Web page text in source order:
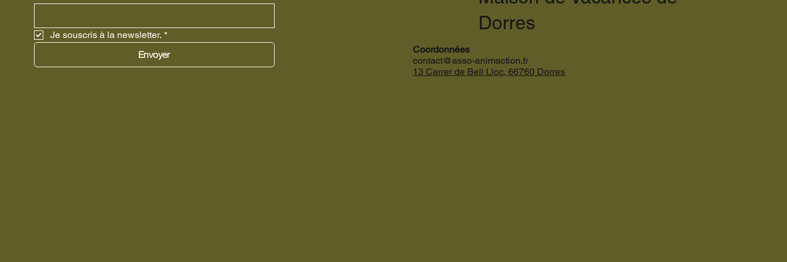
Dorres
Je souscris à la newsletter. *
Envoyer
Coordonnées
contact@asso-animaction.fr
13 Carrer de Bell Lloc,66760 Dorres